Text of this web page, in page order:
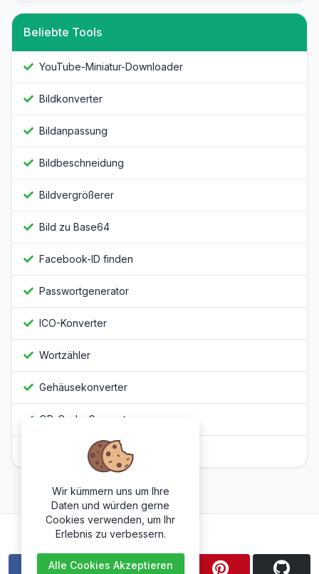
Beliebte Tools
YouTube-Miniatur-Downloader
Bildkonverter
Bildanpassung
Bildbeschneidung
Bildvergrößerer
Bild zu Base64
Facebook-ID finden
Passwortgenerator
ICO-Konverter
Wortzähler
Gehäusekonverter
QR-Code-Generator
Javascript Obfuscator
Folge uns
Wir kümmern uns um Ihre
Daten und würden gerne
Cookies verwenden, um Ihr
Erlebnis zu verbessern.
Alle Cookies Akzeptieren